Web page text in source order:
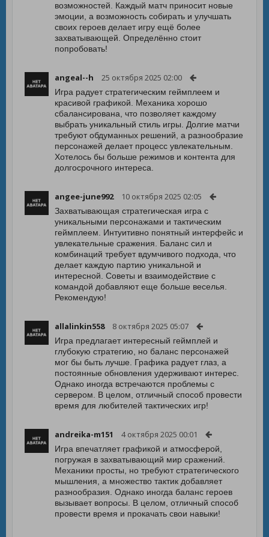
возможностей. Каждый матч приносит новые
эмоции, а возможность собирать и улучшать
своих героев делает игру ещё более
захватывающей. Определённо стоит
попробовать!
angeal--h 25 октября 2025 02:00
Игра радует стратегическим геймплеем и
красивой графикой. Механика хорошо
сбалансирована, что позволяет каждому
выбрать уникальный стиль игры. Долгие матчи
требуют обдуманных решений, а разнообразие
персонажей делает процесс увлекательным.
Хотелось бы больше режимов и контента для
долгосрочного интереса.
angee-june992 10 октября 2025 02:05
Захватывающая стратегическая игра с
уникальными персонажами и тактическим
геймплеем. Интуитивно понятный интерфейс и
увлекательные сражения. Баланс сил и
комбинаций требует вдумчивого подхода, что
делает каждую партию уникальной и
интересной. Советы и взаимодействие с
командой добавляют еще больше веселья.
Рекомендую!
allalinkin558 8 октября 2025 05:07
Игра предлагает интересный геймплей и
глубокую стратегию, но баланс персонажей
мог бы быть лучше. Графика радует глаз, а
постоянные обновления удерживают интерес.
Однако иногда встречаются проблемы с
сервером. В целом, отличный способ провести
время для любителей тактических игр!
andreika-m151 4 октября 2025 00:01
Игра впечатляет графикой и атмосферой,
погружая в захватывающий мир сражений.
Механики просты, но требуют стратегического
мышления, а множество тактик добавляет
разнообразия. Однако иногда баланс героев
вызывает вопросы. В целом, отличный способ
провести время и прокачать свои навыки!